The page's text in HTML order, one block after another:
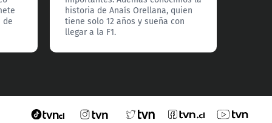
de
historia de Anaís Orellana, quien
tiene solo 12 años y sueña con
llegar a la F1.